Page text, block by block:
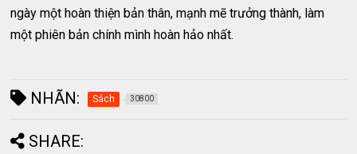
ngày một hoàn thiện bản thân, mạnh mẽ trưởng thành, làm
một phiên bản chính mình hoàn hảo nhất.
NHÃN: Sách 30800
SHARE: